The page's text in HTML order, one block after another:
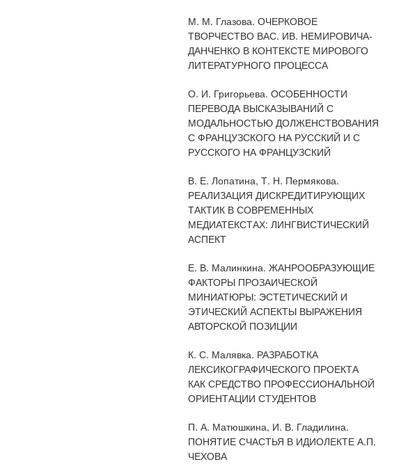
М. М. Глазова. ОЧЕРКОВОЕ
ТВОРЧЕСТВО ВАС. ИВ. НЕМИРОВИЧА-
ДАНЧЕНКО В КОНТЕКСТЕ МИРОВОГО
ЛИТЕРАТУРНОГО ПРОЦЕССА
О. И. Григорьева. ОСОБЕННОСТИ
ПЕРЕВОДА ВЫСКАЗЫВАНИЙ С
МОДАЛЬНОСТЬЮ ДОЛЖЕНСТВОВАНИЯ
С ФРАНЦУЗСКОГО НА РУССКИЙ И С
РУССКОГО НА ФРАНЦУЗСКИЙ
В. Е. Лопатина, Т. Н. Пермякова.
РЕАЛИЗАЦИЯ ДИСКРЕДИТИРУЮЩИХ
ТАКТИК В СОВРЕМЕННЫХ
МЕДИАТЕКСТАХ: ЛИНГВИСТИЧЕСКИЙ
АСПЕКТ
Е. В. Малинкина. ЖАНРООБРАЗУЮЩИЕ
ФАКТОРЫ ПРОЗАИЧЕСКОЙ
МИНИАТЮРЫ: ЭСТЕТИЧЕСКИЙ И
ЭТИЧЕСКИЙ АСПЕКТЫ ВЫРАЖЕНИЯ
АВТОРСКОЙ ПОЗИЦИИ
К. С. Малявка. РАЗРАБОТКА
ЛЕКСИКОГРАФИЧЕСКОГО ПРОЕКТА
КАК СРЕДСТВО ПРОФЕССИОНАЛЬНОЙ
ОРИЕНТАЦИИ СТУДЕНТОВ
П. А. Матюшкина, И. В. Гладилина.
ПОНЯТИЕ СЧАСТЬЯ В ИДИОЛЕКТЕ А.П.
ЧЕХОВА